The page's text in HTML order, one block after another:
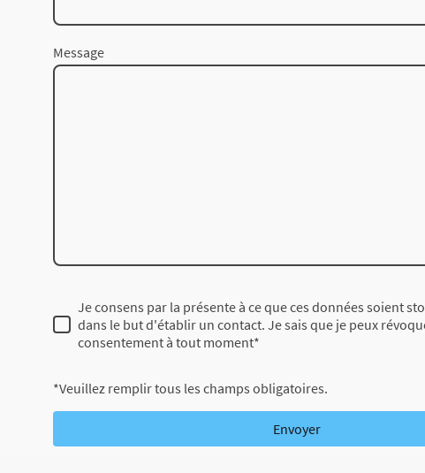
Message
Je consens par la présente à ce que ces données soient
dans le but d'établir un contact. Je sais que je peux
consentement à tout moment*
*Veuillez remplir tous les champs obligatoires.
Envoyer